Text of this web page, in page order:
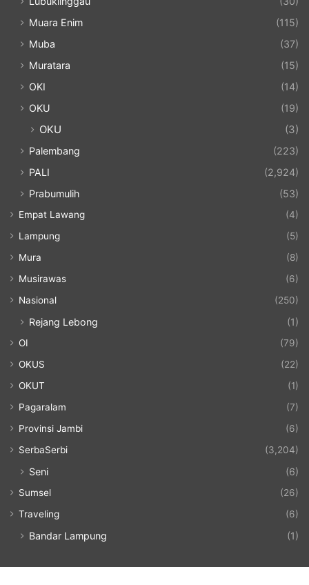
Muara Enim
(115)
Muba
(37)
Muratara
(15)
OKI
(14)
OKU
(19)
OKU (3)
Palembang
(223)
PALI
(2,924)
Prabumulih
(53)
Empat Lawang
(4)
Lampung
(5)
Mura
(8)
Musirawas
(6)
Nasional
(250)
Rejang Lebong (1)
OI
(79)
OKUS
(22)
OKUT
(1)
Pagaralam
(7)
Provinsi Jambi
(6)
SerbaSerbi
(3,204)
Seni (6)
Sumsel
(26)
Traveling
(6)
Bandar Lampung (1)